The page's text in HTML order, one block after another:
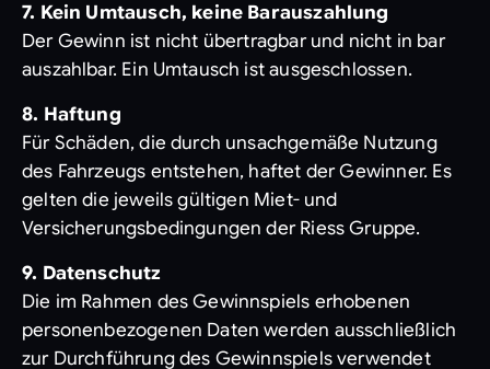
7. Kein Umtausch, keine Barauszahlung
Der Gewinn ist nicht übertragbar und nicht in bar
auszahlbar. Ein Umtausch ist ausgeschlossen.
8. Haftung
Für Schäden, die durch unsachgemäße Nutzung
des Fahrzeugs entstehen, haftet der Gewinner. Es
gelten die jeweils gültigen Miet- und
Versicherungsbedingungen der Riess Gruppe.
9. Datenschutz
Die im Rahmen des Gewinnspiels erhobenen
personenbezogenen Daten werden ausschließlich
zur Durchführung des Gewinnspiels verwendet